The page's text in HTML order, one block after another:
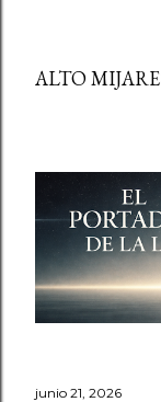
ALTO
junio 21, 2026